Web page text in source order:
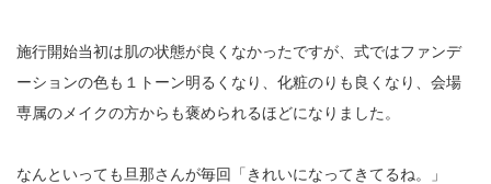
施行開始当初は肌の状態が良くなかったですが、式ではファンデ
ーションの色も１トーン明るくなり、化粧のりも良くなり、会場
専属のメイクの方からも褒められるほどになりました。
なんといっても旦那さんが毎回「きれいになってきてるね。」